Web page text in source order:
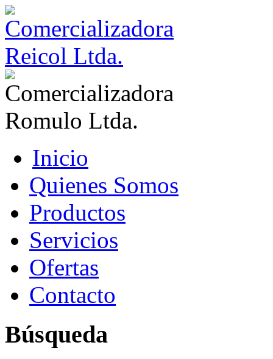
Inicio
Quienes Somos
Productos
Servicios
Ofertas
Contacto
Búsqueda